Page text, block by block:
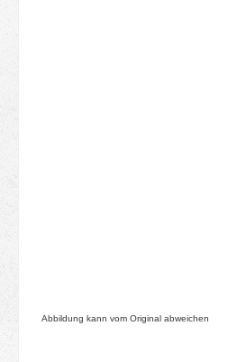
Abbildung kann vom Original abweichen